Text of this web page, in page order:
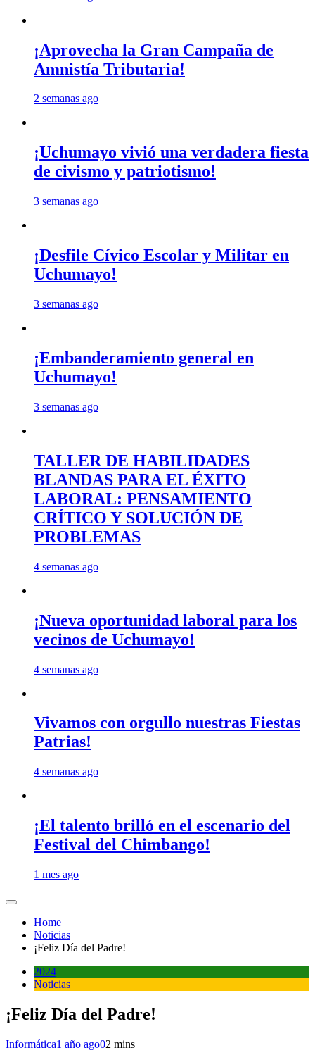
¡Aprovecha la Gran Campaña de
Amnistía Tributaria!
2 semanas ago
¡Uchumayo vivió una verdadera fiesta
de civismo y patriotismo!
3 semanas ago
¡Desfile Cívico Escolar y Militar en
Uchumayo!
3 semanas ago
¡Embanderamiento general en
Uchumayo!
3 semanas ago
TALLER DE HABILIDADES
BLANDAS PARA EL ÉXITO
LABORAL: PENSAMIENTO
CRÍTICO Y SOLUCIÓN DE
PROBLEMAS
4 semanas ago
¡Nueva oportunidad laboral para los
vecinos de Uchumayo!
4 semanas ago
Vivamos con orgullo nuestras Fiestas
Patrias!
4 semanas ago
¡El talento brilló en el escenario del
Festival del Chimbango!
1 mes ago
Home
Noticias
¡Feliz Día del Padre!
2024
Noticias
¡Feliz Día del Padre!
Informática1 año ago02 mins